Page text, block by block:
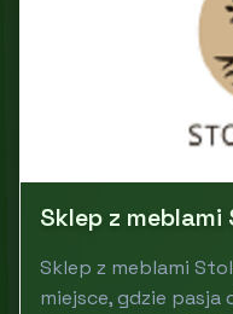
Sklep z
Sklep z meblami
miejsce, gdzie pasja